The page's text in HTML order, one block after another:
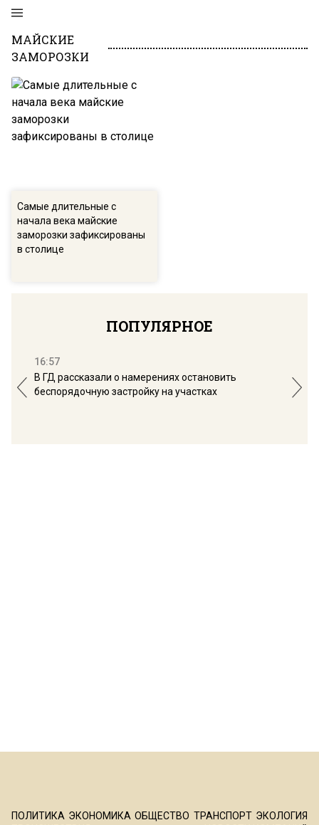
МАЙСКИЕ
ЗАМОРОЗКИ
Самые длительные с
начала века майские
заморозки зафиксированы
в столице
ПОПУЛЯРНОЕ
16:57
В ГД рассказали о намерениях остановить
беспорядочную застройку на участках
ПОЛИТИКА ЭКОНОМИКА ОБЩЕСТВО ТРАНСПОРТ ЭКОЛОГИЯ